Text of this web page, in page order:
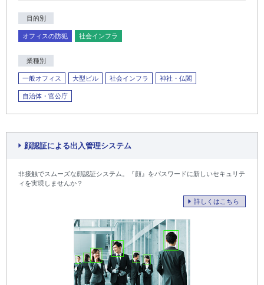
目的別
オフィスの防犯 社会インフラ
業種別
一般オフィス 大型ビル 社会インフラ 神社・仏閣
自治体・官公庁
顔認証による出入管理システム
非接触でスムーズな顔認証システム。『顔』をパスワードに新しいセキュリテ
ィを実現しませんか？
詳しくはこちら